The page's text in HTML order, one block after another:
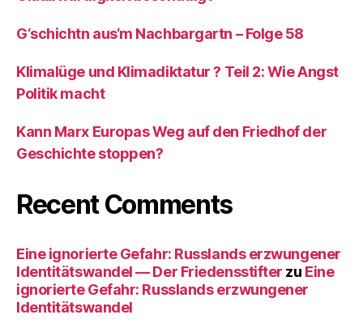
G‘schichtn aus‘m Nachbargartn – Folge 58
Klimalüge und Klimadiktatur ? Teil 2: Wie Angst
Politik macht
Kann Marx Europas Weg auf den Friedhof der
Geschichte stoppen?
Recent Comments
Eine ignorierte Gefahr: Russlands erzwungener
Identitätswandel — Der Friedensstifter zu Eine
ignorierte Gefahr: Russlands erzwungener
Identitätswandel